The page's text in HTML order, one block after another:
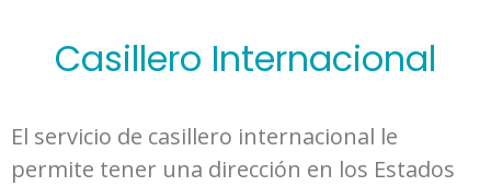
Casillero Internacional
El servicio de casillero internacional le
permite tener una dirección en los Estados